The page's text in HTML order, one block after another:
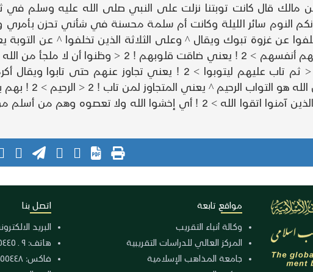
قال كانت توبتنا نزلت على النبي صلى الله عليه وسلم في
يعني إلا بالتوبة إليه ! 2 < ثم تاب عليهم ليتوبوا > 2 !
^ يعني المتجاوز لمن تاب ! 2 < الرحيم > 2 ! بهم بعد التوبة $ سورة التوبة 119 - 121 $ .
مواقع تابعة
وكالة أنباء التقريب
المركز العالي للدراسات التقريبية
جامعة المذاهب الإسلامية
اتصل بنا
البريد
هاتف: ٩ ـ ٩٨٢٥٣٧٧٥٥٤٤٥ +
فاكس: ٩٨٢٥٣٧٧٥٥٤٤٨ +